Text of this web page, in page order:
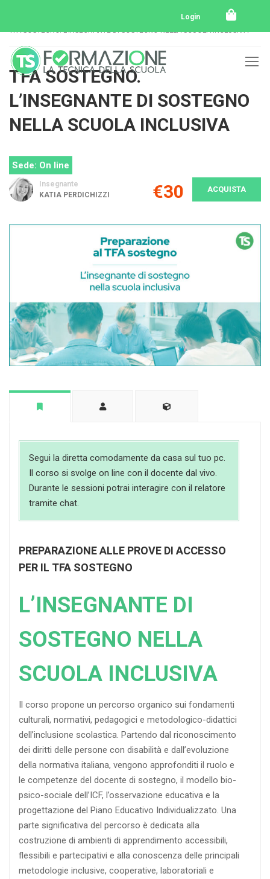
Login
TFA SOSTEGNO. L’INSEGNANTE DI SOSTEGNO NELLA SCUOLA INCLUSIVA
TFA SOSTEGNO.
L’INSEGNANTE DI SOSTEGNO
NELLA SCUOLA INCLUSIVA
Sede: On line
Insegnante
KATIA PERDICHIZZI
€30 ACQUISTA
Segui la diretta comodamente da casa sul tuo pc.
Il corso si svolge on line con il docente dal vivo.
Durante le sessioni potrai interagire con il relatore
tramite chat.
PREPARAZIONE ALLE PROVE DI ACCESSO
PER IL TFA SOSTEGNO
L’INSEGNANTE DI
SOSTEGNO NELLA
SCUOLA INCLUSIVA
Il corso propone un percorso organico sui fondamenti
culturali, normativi, pedagogici e metodologico-didattici
dell’inclusione scolastica. Partendo dal riconoscimento
dei diritti delle persone con disabilità e dall’evoluzione
della normativa italiana, vengono approfonditi il ruolo e
le competenze del docente di sostegno, il modello bio-
psico-sociale dell’ICF, l’osservazione educativa e la
progettazione del Piano Educativo Individualizzato. Una
parte significativa del percorso è dedicata alla
costruzione di ambienti di apprendimento accessibili,
flessibili e partecipativi e alla conoscenza delle principali
metodologie inclusive, cooperative, laboratoriali e